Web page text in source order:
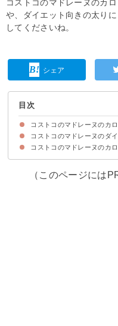
コストコのマドレーヌのカ
や、ダイエット向きの太り
してくださいね。
シェア
目次
コストコのマドレーヌのカ
コストコのマドレーヌのカ
コストコのマドレーヌのカ
コストコのマドレーヌ（1
コストコのマドレーヌのダ
①夜に食べない
②よく噛んでゆっくり食べ
コストコのマドレーヌのカ
（このページには